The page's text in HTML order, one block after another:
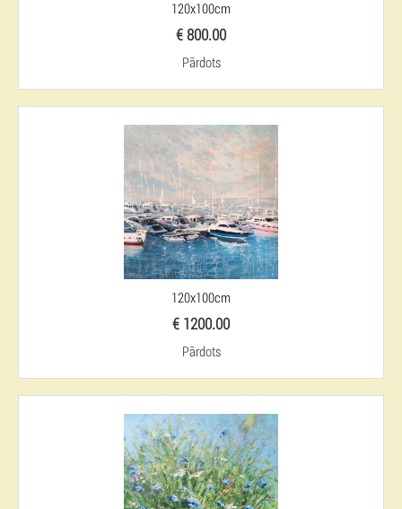
120x100cm
€ 800.00
Pārdots
120x100cm
€ 1200.00
Pārdots